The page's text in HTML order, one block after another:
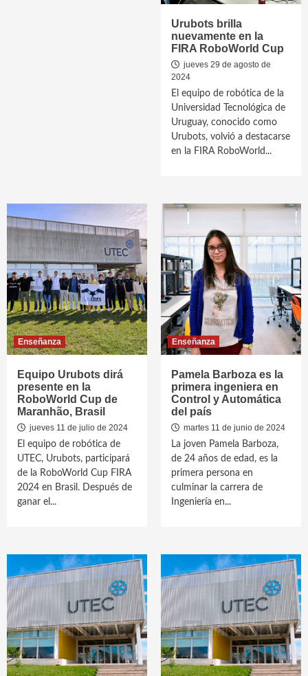
Urubots brilla
nuevamente en la
FIRA RoboWorld Cup
jueves 29 de agosto de
2024
El equipo de robótica de la
Universidad Tecnológica de
Uruguay, conocido como
Urubots, volvió a destacarse
en la FIRA RoboWorld...
Enseñanza
Equipo Urubots dirá
presente en la
RoboWorld Cup de
Maranhão, Brasil
jueves 11 de julio de 2024
El equipo de robótica de
UTEC, Urubots, participará
de la RoboWorld Cup FIRA
2024 en Brasil. Después de
ganar el...
Enseñanza
Pamela Barboza es la
primera ingeniera en
Control y Automática
del país
martes 11 de junio de 2024
La joven Pamela Barboza,
de 24 años de edad, es la
primera persona en
culminar la carrera de
Ingeniería en...